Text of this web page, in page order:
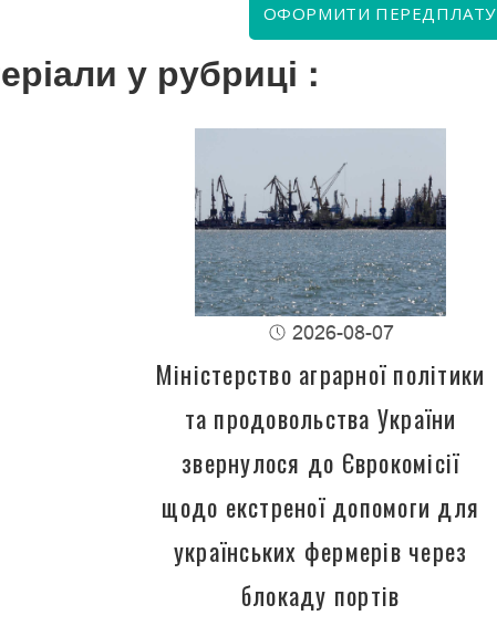
ОФОРМИТИ ПЕРЕДПЛАТУ
у рубриці :
2026-08-07
Міністерство аграрної політики
та продовольства України
звернулося до Єврокомісії
щодо екстреної допомоги для
українських фермерів через
блокаду портів